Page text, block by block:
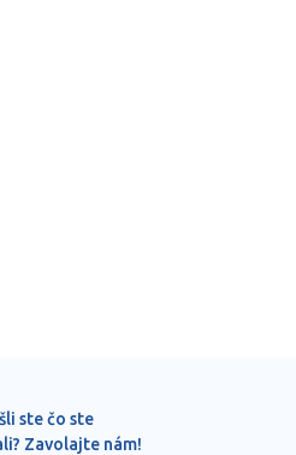
ste čo ste
Zavolajte nám!